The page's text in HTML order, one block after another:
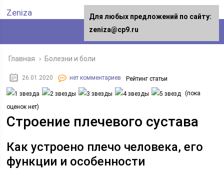
Zeniza
Главная › Болезни и боли
26.01.2020 нет комментариев Рейтинг статьи
(пока
оценок нет)
Строение плечевого сустава
Как устроено плечо человека, его
функции и особенности
Для любых предложений по сайту:
zeniza@cp9.ru